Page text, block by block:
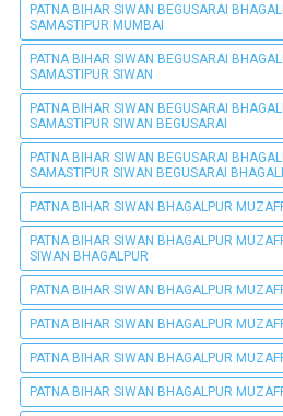
PATNA BIHAR SIWAN BEGUSARAI
SAMASTIPUR MUMBAI
PATNA BIHAR SIWAN BEGUSARAI
SAMASTIPUR SIWAN
PATNA BIHAR SIWAN BEGUSARAI
SAMASTIPUR SIWAN BEGUSARAI
PATNA BIHAR SIWAN BEGUSARAI
SAMASTIPUR SIWAN BEGUSARAI
PATNA BIHAR SIWAN BHAGALPUR
PATNA BIHAR SIWAN BHAGALPUR
SIWAN BHAGALPUR
PATNA BIHAR SIWAN BHAGALPUR
PATNA BIHAR SIWAN BHAGALPUR
PATNA BIHAR SIWAN BHAGALPUR
PATNA BIHAR SIWAN BHAGALPUR